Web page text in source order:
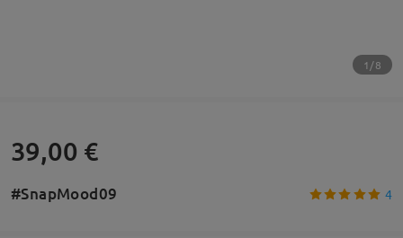
1/8
39,00 €
#SnapMood09 4